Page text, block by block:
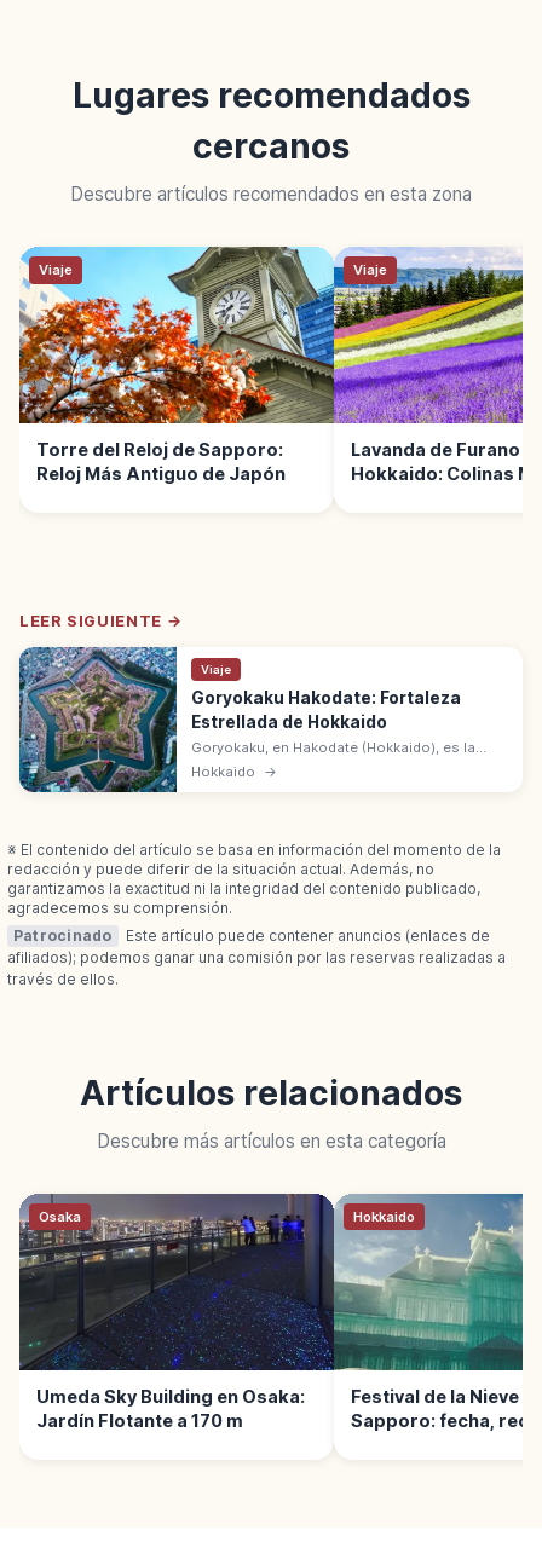
Lugares recomendados
cercanos
Descubre artículos recomendados en esta zona
Viaje
Torre del Reloj de Sapporo:
Reloj Más Antiguo de Japón
Viaje
Lavanda de Furano
Hokkaido: Colinas
LEER SIGUIENTE →
Viaje
Goryokaku Hakodate: Fortaleza
Estrellada de Hokkaido
Goryokaku, en Hakodate (Hokkaido), es la
primera fortaleza estrellada de estilo
Hokkaido →
※ El contenido del artículo se basa en información del momento de la
redacción y puede diferir de la situación actual. Además, no
garantizamos la exactitud ni la integridad del contenido publicado,
agradecemos su comprensión.
Patrocinado
Este artículo puede contener anuncios (enlaces de
afiliados); podemos ganar una comisión por las reservas realizadas a
través de ellos.
Artículos relacionados
Descubre más artículos en esta categoría
Osaka
Umeda Sky Building en Osaka:
Jardín Flotante a 170 m
Hokkaido
Festival de la Nieve
Sapporo: fecha,